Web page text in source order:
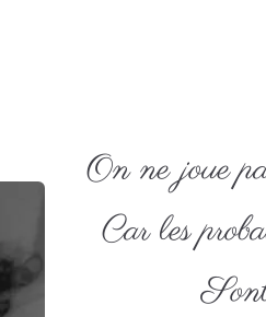
On ne joue
Car les